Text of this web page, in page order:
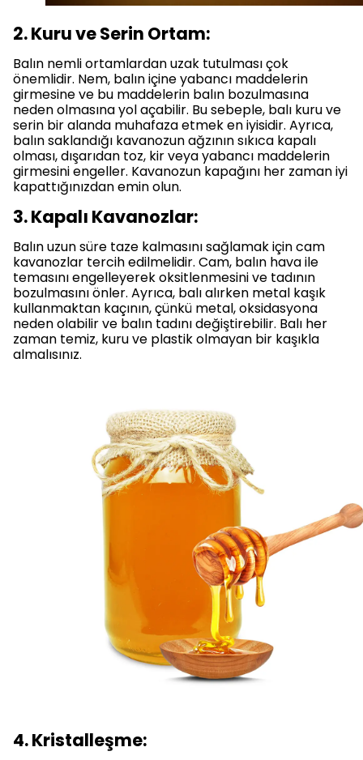
2. Kuru ve Serin Ortam:
Balın nemli ortamlardan uzak tutulması çok
önemlidir. Nem, balın içine yabancı maddelerin
girmesine ve bu maddelerin balın bozulmasına
neden olmasına yol açabilir. Bu sebeple, balı kuru ve
serin bir alanda muhafaza etmek en iyisidir. Ayrıca,
balın saklandığı kavanozun ağzının sıkıca kapalı
olması, dışarıdan toz, kir veya yabancı maddelerin
girmesini engeller. Kavanozun kapağını her zaman iyi
kapattığınızdan emin olun.
3. Kapalı Kavanozlar:
Balın uzun süre taze kalmasını sağlamak için cam
kavanozlar tercih edilmelidir. Cam, balın hava ile
temasını engelleyerek oksitlenmesini ve tadının
bozulmasını önler. Ayrıca, balı alırken metal kaşık
kullanmaktan kaçının, çünkü metal, oksidasyona
neden olabilir ve balın tadını değiştirebilir. Balı her
zaman temiz, kuru ve plastik olmayan bir kaşıkla
almalısınız.
4. Kristalleşme: